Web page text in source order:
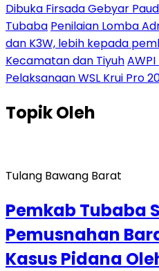
Dibuka Firsada Gebyar
Tubaba Penilaian Lomba
dan K3W, lebih kepada
Kecamatan dan Tiyuh
Pelaksanaan WSL Krui Pro
TopikOleh
Tulang Bawang Barat
Pemkab Tubaba
Pemusnahan
Kasus Pidana